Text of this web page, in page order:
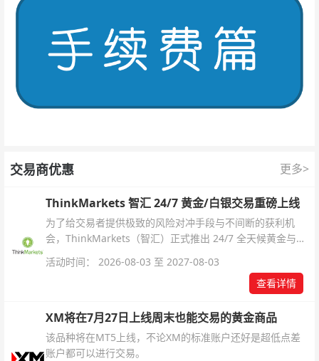
交易商优惠 更多>
ThinkMarkets 智汇 24/7 黄金/白银交易重磅上线
为了给交易者提供极致的风险对冲手段与不间断的获利机
会，ThinkMarkets（智汇）正式推出 24/7 全天候黄金与白
银交易！本文将为您详细拆解本次升级的核心交易品种、杠
杆配置、支持软件及交易细则。
活动时间： 2026-08-03 至 2027-08-03
查看详情
XM将在7月27日上线周末也能交易的黄金商品
该品种将在MT5上线，不论XM的标准账户还好是超低点差
账户都可以进行交易。